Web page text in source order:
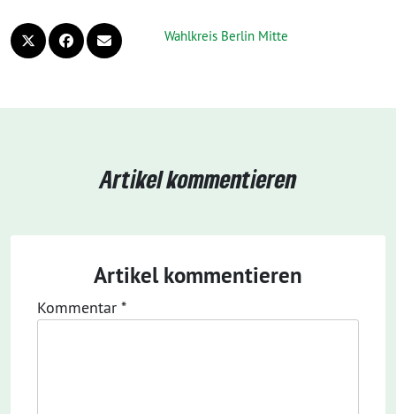
Wahlkreis Berlin Mitte
Artikel kommentieren
Artikel kommentieren
Kommentar *